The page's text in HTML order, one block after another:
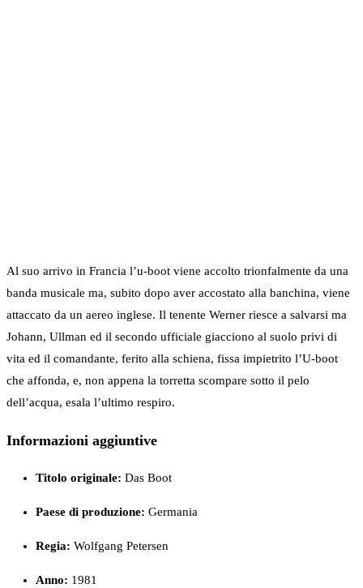
Al suo arrivo in Francia l’u-boot viene accolto trionfalmente da una
banda musicale ma, subito dopo aver accostato alla banchina, viene
attaccato da un aereo inglese. Il tenente Werner riesce a salvarsi ma
Johann, Ullman ed il secondo ufficiale giacciono al suolo privi di
vita ed il comandante, ferito alla schiena, fissa impietrito l’U-boot
che affonda, e, non appena la torretta scompare sotto il pelo
dell’acqua, esala l’ultimo respiro.
Informazioni aggiuntive
Titolo originale: Das Boot
Paese di produzione: Germania
Regia: Wolfgang Petersen
Anno: 1981